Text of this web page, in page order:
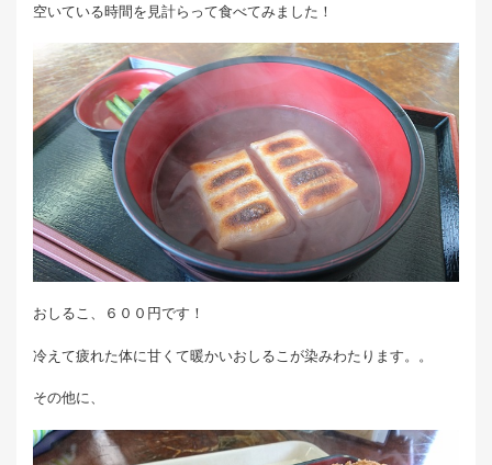
空いている時間を見計らって食べてみました！
おしるこ、６００円です！
冷えて疲れた体に甘くて暖かいおしるこが染みわたります。。
その他に、